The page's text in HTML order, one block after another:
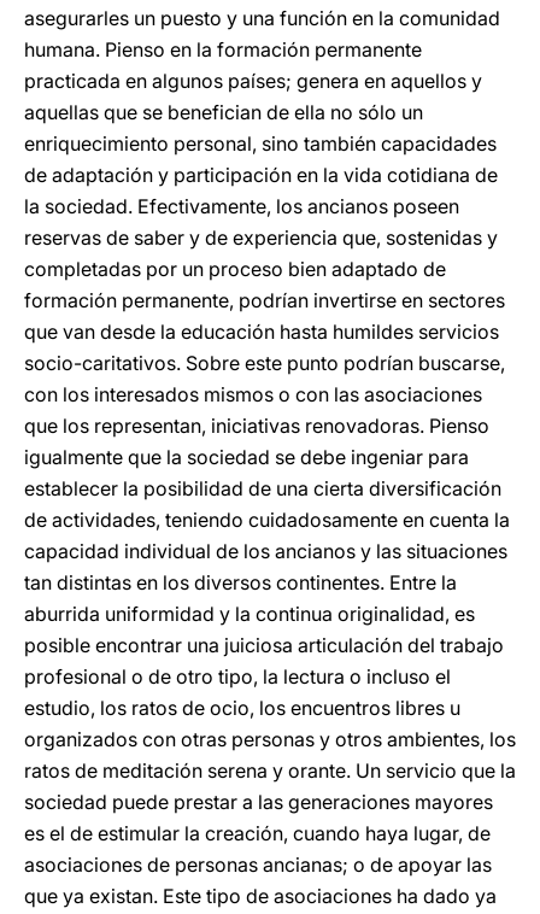
asegurarles un puesto y una función en la comunidad
humana. Pienso en la formación permanente
practicada en algunos países; genera en aquellos y
aquellas que se benefician de ella no sólo un
enriquecimiento personal, sino también capacidades
de adaptación y participación en la vida cotidiana de
la sociedad. Efectivamente, los ancianos poseen
reservas de saber y de experiencia que, sostenidas y
completadas por un proceso bien adaptado de
formación permanente, podrían invertirse en sectores
que van desde la educación hasta humildes servicios
socio-caritativos. Sobre este punto podrían buscarse,
con los interesados mismos o con las asociaciones
que los representan, iniciativas renovadoras. Pienso
igualmente que la sociedad se debe ingeniar para
establecer la posibilidad de una cierta diversificación
de actividades, teniendo cuidadosamente en cuenta la
capacidad individual de los ancianos y las situaciones
tan distintas en los diversos continentes. Entre la
aburrida uniformidad y la continua originalidad, es
posible encontrar una juiciosa articulación del trabajo
profesional o de otro tipo, la lectura o incluso el
estudio, los ratos de ocio, los encuentros libres u
organizados con otras personas y otros ambientes, los
ratos de meditación serena y orante. Un servicio que la
sociedad puede prestar a las generaciones mayores
es el de estimular la creación, cuando haya lugar, de
asociaciones de personas ancianas; o de apoyar las
que ya existan. Este tipo de asociaciones ha dado ya